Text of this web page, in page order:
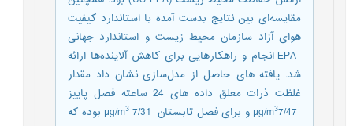
مقایسه‌ای بین نتایج بدست آمده با استاندارد کیفیت
هوای آزاد سازمان محیط زیست و استاندارد جهانی
EPA انجام و راهکارهایی برای کاهش آلاینده‌ها ارائه
شد. یافته های حاصل از مدل‌سازی نشان داد مقدار
غلظت ذرات معلق داده های 24 ساعته فصل پاییز
37/47 و برای فصل تابستان µg/m 3
7/31 بوده که